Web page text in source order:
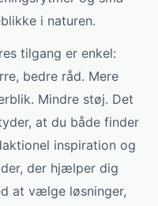
i naturen.
tilgang er enkel:
bedre råd. Mere
Mindre støj. Det
at du både finder
inspiration og
der hjælper dig
at vælge løsninger,